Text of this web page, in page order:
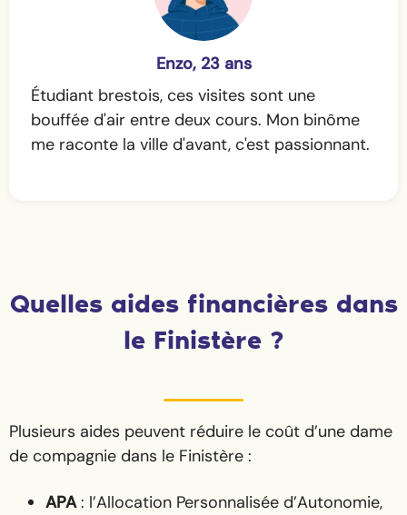
Enzo, 23 ans
Étudiant brestois, ces visites sont une
bouffée d'air entre deux cours. Mon binôme
me raconte la ville d'avant, c'est passionnant.
Quelles aides financières dans
le Finistère ?
Plusieurs aides peuvent réduire le coût d’une dame
de compagnie dans le Finistère :
APA: l’Allocation Personnalisée d’Autonomie,